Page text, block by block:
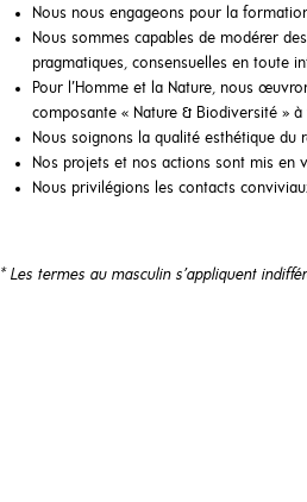
Nous nous engageons pour la
Nous sommes capables de modérer
pragmatiques, consensuelles en toute
Pour l’Homme et la Nature, nous
composante « Nature & Biodiversité »
Nous soignons la qualité esthétique du
Nos projets et nos actions sont mis en
Nous privilégions les contacts
* Les termes au masculin s’appliquent